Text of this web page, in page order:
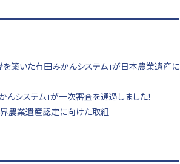
築いた有田みかんシステム」が日本農業遺産に
システム」が一次審査を通過しました！
界農業遺産認定に向けた取組